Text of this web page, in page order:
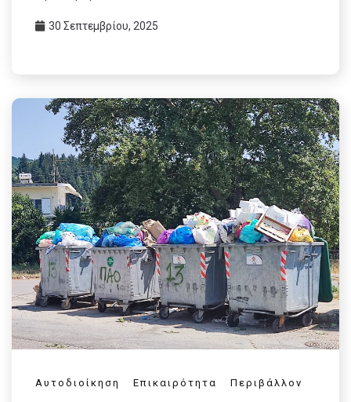
30 Σεπτεμβρίου, 2025
Αυτοδιοίκηση Επικαιρότητα Περιβάλλον